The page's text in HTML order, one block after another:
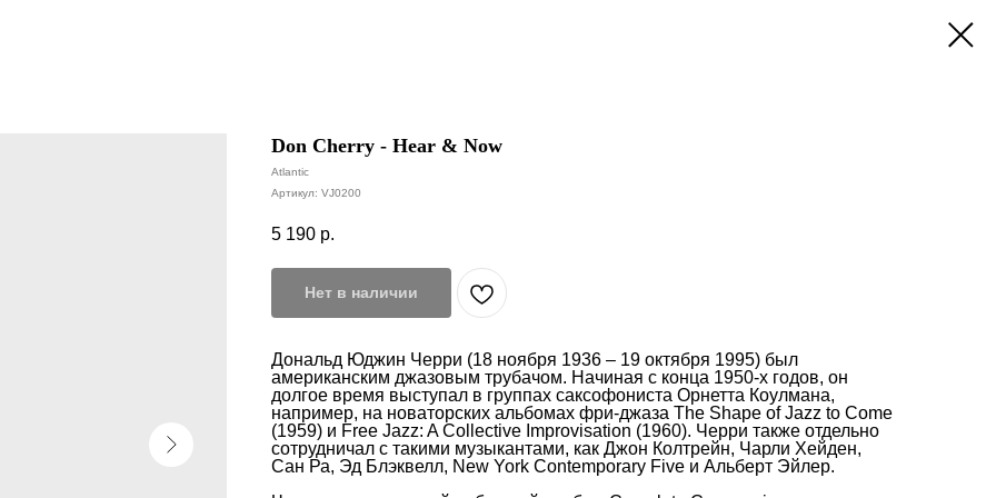
Don Cherry - Hear & Now
Atlantic
Артикул: VJ0200
5 190 р.
Нет в наличии
Дональд Юджин Черри (18 ноября 1936 – 19 октября 1995) был
американским джазовым трубачом. Начиная с конца 1950-х годов, он
долгое время выступал в группах саксофониста Орнетта Коулмана,
например, на новаторских альбомах фри-джаза The Shape of Jazz to Come
(1959) и Free Jazz: A Collective Improvisation (1960). Черри также отдельно
сотрудничал с такими музыкантами, как Джон Колтрейн, Чарли Хейден,
Сан Ра, Эд Блэквелл, New York Contemporary Five и Альберт Эйлер.